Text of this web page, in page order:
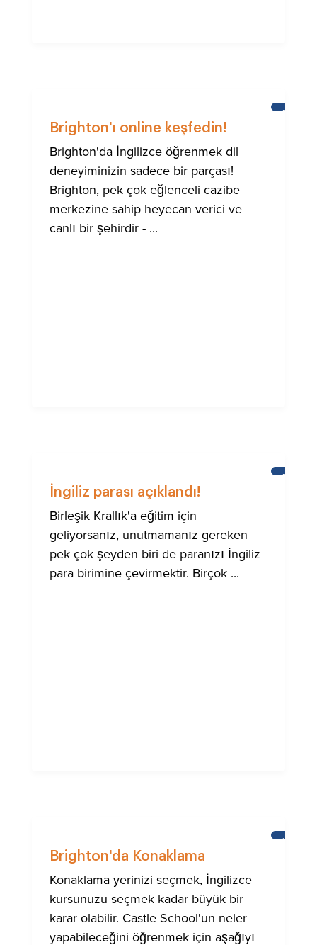
Brighton'ı online keşfedin!
Brighton'da İngilizce öğrenmek dil
deneyiminizin sadece bir parçası!
Brighton, pek çok eğlenceli cazibe
merkezine sahip heyecan verici ve
canlı bir şehirdir - ...
İngiliz parası açıklandı!
Birleşik Krallık'a eğitim için
geliyorsanız, unutmamanız gereken
pek çok şeyden biri de paranızı İngiliz
para birimine çevirmektir. Birçok ...
Brighton'da Konaklama
Konaklama yerinizi seçmek, İngilizce
kursunuzu seçmek kadar büyük bir
karar olabilir. Castle School'un neler
yapabileceğini öğrenmek için aşağıyı